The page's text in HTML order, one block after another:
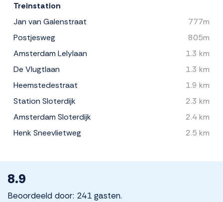
Treinstation
Jan van Galenstraat
777m
Postjesweg
805m
Amsterdam Lelylaan
1.3 km
De Vlugtlaan
1.3 km
Heemstedestraat
1.9 km
Station Sloterdijk
2.3 km
Amsterdam Sloterdijk
2.4 km
Henk Sneevlietweg
2.5 km
8.9
Beoordeeld door: 241 gasten.